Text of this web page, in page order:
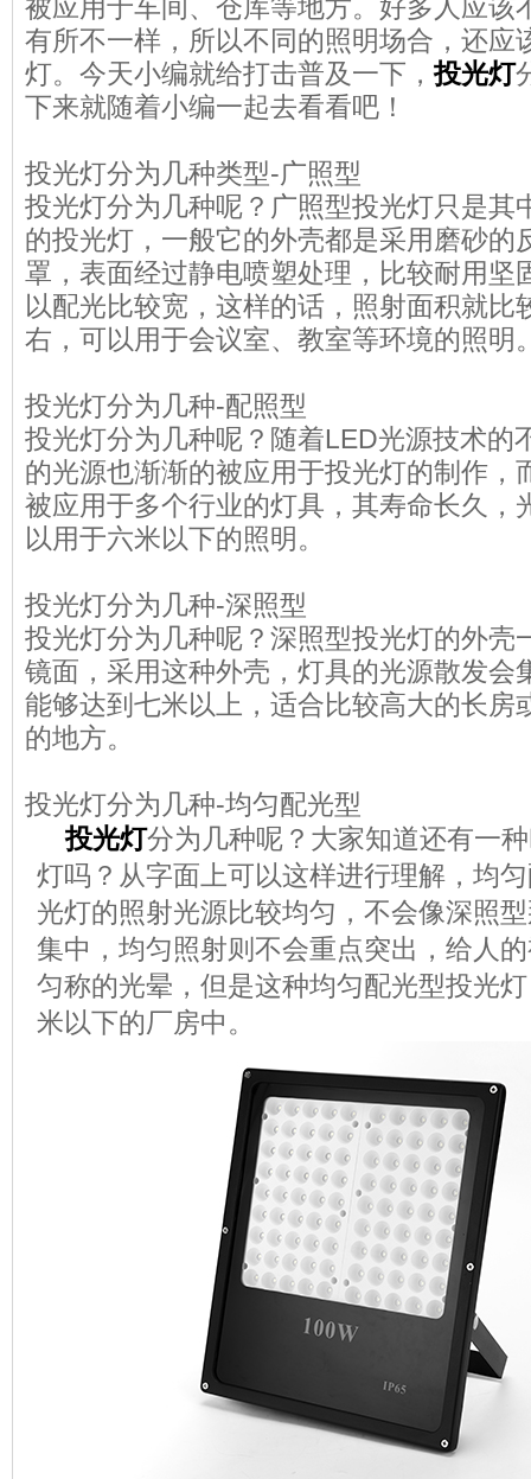
被应用于车间、仓库等地方。好多人应该
有所不一样，所以不同的照明场合，还应
灯。今天小编就给打击普及一下，投光灯
下来就随着小编一起去看看吧！
投光灯分为几种类型-广照型
投光灯分为几种呢？广照型投光灯只是其
的投光灯，一般它的外壳都是采用磨砂的
罩，表面经过静电喷塑处理，比较耐用坚
以配光比较宽，这样的话，照射面积就比
右，可以用于会议室、教室等环境的照明
投光灯分为几种-配照型
投光灯分为几种呢？随着LED光源技术的
的光源也渐渐的被应用于投光灯的制作，
被应用于多个行业的灯具，其寿命长久，
以用于六米以下的照明。
投光灯分为几种-深照型
投光灯分为几种呢？深照型投光灯的外壳
镜面，采用这种外壳，灯具的光源散发会
能够达到七米以上，适合比较高大的长房
的地方。
投光灯分为几种-均匀配光型
投光灯分为几种呢？大家知道还有一
灯吗？从字面上可以这样进行理解，均
光灯的照射光源比较均匀，不会像深照
集中，均匀照射则不会重点突出，给人
匀称的光晕，但是这种均匀配光型投光
米以下的厂房中。